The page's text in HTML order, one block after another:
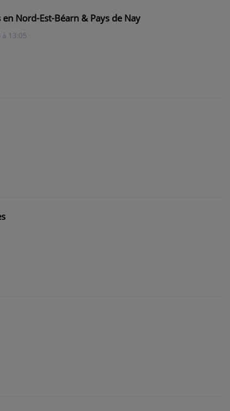
Nord-Est-Béarn & Pays de Nay
à 13:05